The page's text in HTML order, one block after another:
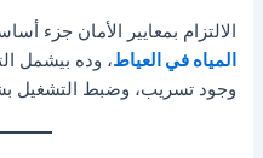
الالتزام بمعايير الأمان جزء
المياه في العياط، وده بيشمل
وجود تسريب، وضبط التشغيل